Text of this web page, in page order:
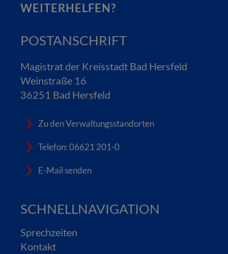
WEITERHELFEN?
POSTANSCHRIFT
Magistrat der Kreisstadt Bad Hersfeld
Weinstraße 16
36251 Bad Hersfeld
Zu den Verwaltungsstandorten
Telefon: 06621 201-0
E-Mail senden
SCHNELLNAVIGATION
Sprechzeiten
Kontakt